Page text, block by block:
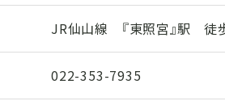
JR仙山線　『東照宮』駅　徒
022-353-7935